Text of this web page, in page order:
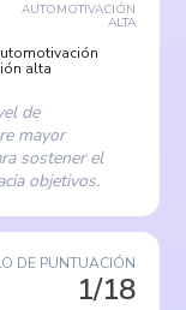
AUTOMOTIVACIÓN
ALTA
alta
de
mayor
sostener el
objetivos.
DE PUNTUACIÓN
1/18